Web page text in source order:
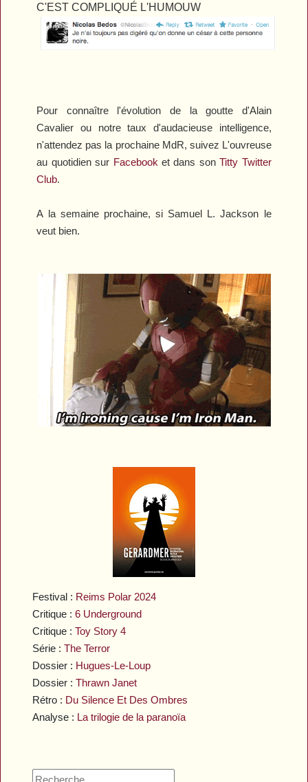
Festival : Reims Polar 2024
Critique :6 Underground
Critique :Toy Story 4
Série :The Terror
Dossier : Hugues-Le-Loup
Dossier :Thrawn Janet
Rétro : Du Silence Et Des Ombres
Analyse : La trilogie de la paranoïa
C'EST COMPLIQUÉ L'HUMOUW
Pour connaître l'évolution de la goutte d'Alain
Cavalier ou notre taux d'audacieuse intelligence,
n'attendez pas la prochaine MdR, suivez L'ouvreuse
au quotidien sur Facebook et dans sonTitty Twitter
Club.
A la semaine prochaine, si Samuel L. Jackson le
veut bien.